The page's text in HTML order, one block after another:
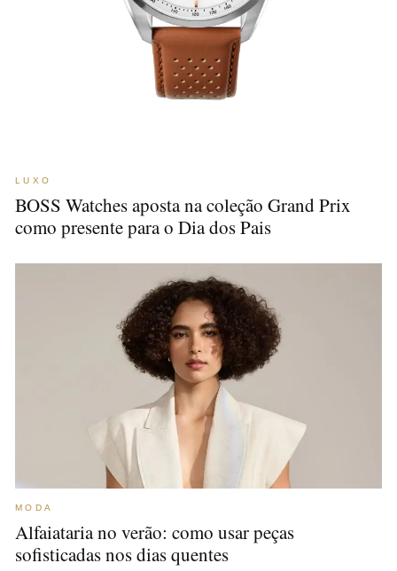
LUXO
BOSS Watches aposta na coleção Grand Prix
como presente para o Dia dos Pais
MODA
Alfaiataria no verão: como usar peças
sofisticadas nos dias quentes